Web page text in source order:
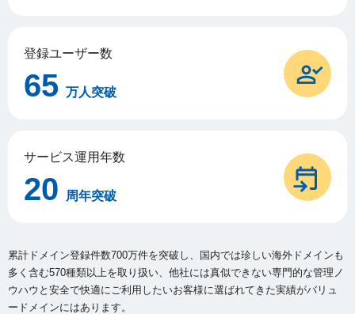
登録ユーザー数
65 万人突破
サービス運用年数
20 周年突破
累計ドメイン登録件数700万件を突破し、国内では珍しい海外ドメインも
多く含む570種類以上を取り扱い、 他社には真似できない専門的な管理ノ
ウハウと安全で快適にご利用したいお客様に選ばれてきた実績がバリュ
ードメインにはあります。